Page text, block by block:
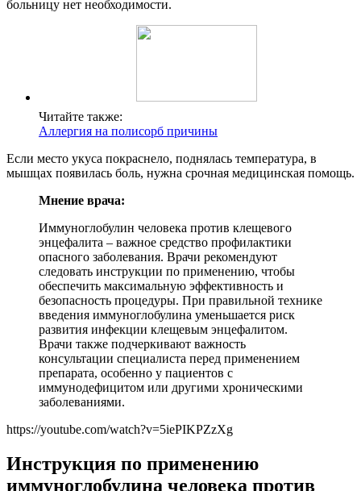
больницу нет необходимости.
Читайте также:
Аллергия на полисорб причины
Если место укуса покраснело, поднялась температура, в
мышцах появилась боль, нужна срочная медицинская помощь.
Мнение врача:
Иммуноглобулин человека против клещевого
энцефалита – важное средство профилактики
опасного заболевания. Врачи рекомендуют
следовать инструкции по применению, чтобы
обеспечить максимальную эффективность и
безопасность процедуры. При правильной технике
введения иммуноглобулина уменьшается риск
развития инфекции клещевым энцефалитом.
Врачи также подчеркивают важность
консультации специалиста перед применением
препарата, особенно у пациентов с
иммунодефицитом или другими хроническими
заболеваниями.
https://youtube.com/watch?v=5iePIKPZzXg
Инструкция по применению
иммуноглобулина человека против